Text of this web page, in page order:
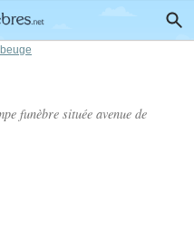
funèbre située avenue de